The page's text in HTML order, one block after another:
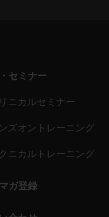
セミナー
ニカルセミナー
ズオントレーニング
ニカルトレーニング
ガ登録